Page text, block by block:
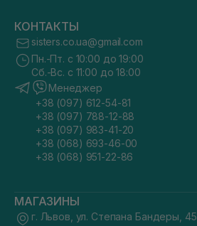
КОНТАКТЫ
sisters.co.ua@gmail.com
Пн.-Пт. с 10:00 до 19:00
Сб.-Вс. с 11:00 до 18:00
Менеджер
+38 (097) 612-54-81
+38 (097) 788-12-88
+38 (097) 983-41-20
+38 (068) 693-46-00
+38 (068) 951-22-86
МАГАЗИНЫ
г. Львов, ул. Степана Бандеры, 45